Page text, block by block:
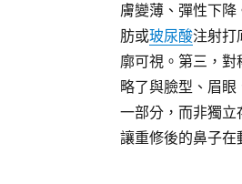
膚變薄、彈性下
肪或玻尿酸注射打
廓可視。第三，
略了與臉型、眉
一部分，而非獨立
讓重修後的鼻子在